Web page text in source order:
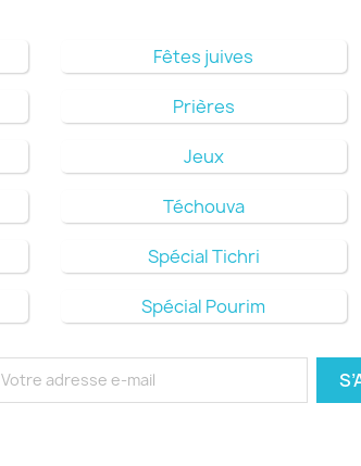
Fêtes juives
Prières
Jeux
Téchouva
Spécial Tichri
Spécial Pourim